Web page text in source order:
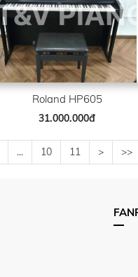
Roland HP605
31.000.000đ
... 10 11 > >>